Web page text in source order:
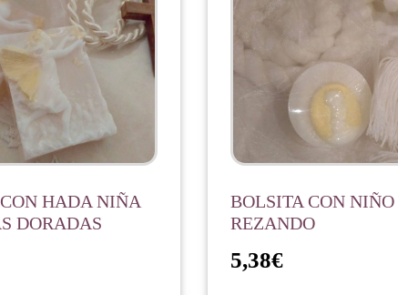
HADA NIÑA
DORADAS
BOLSITA CON NIÑO
REZANDO
5,38€